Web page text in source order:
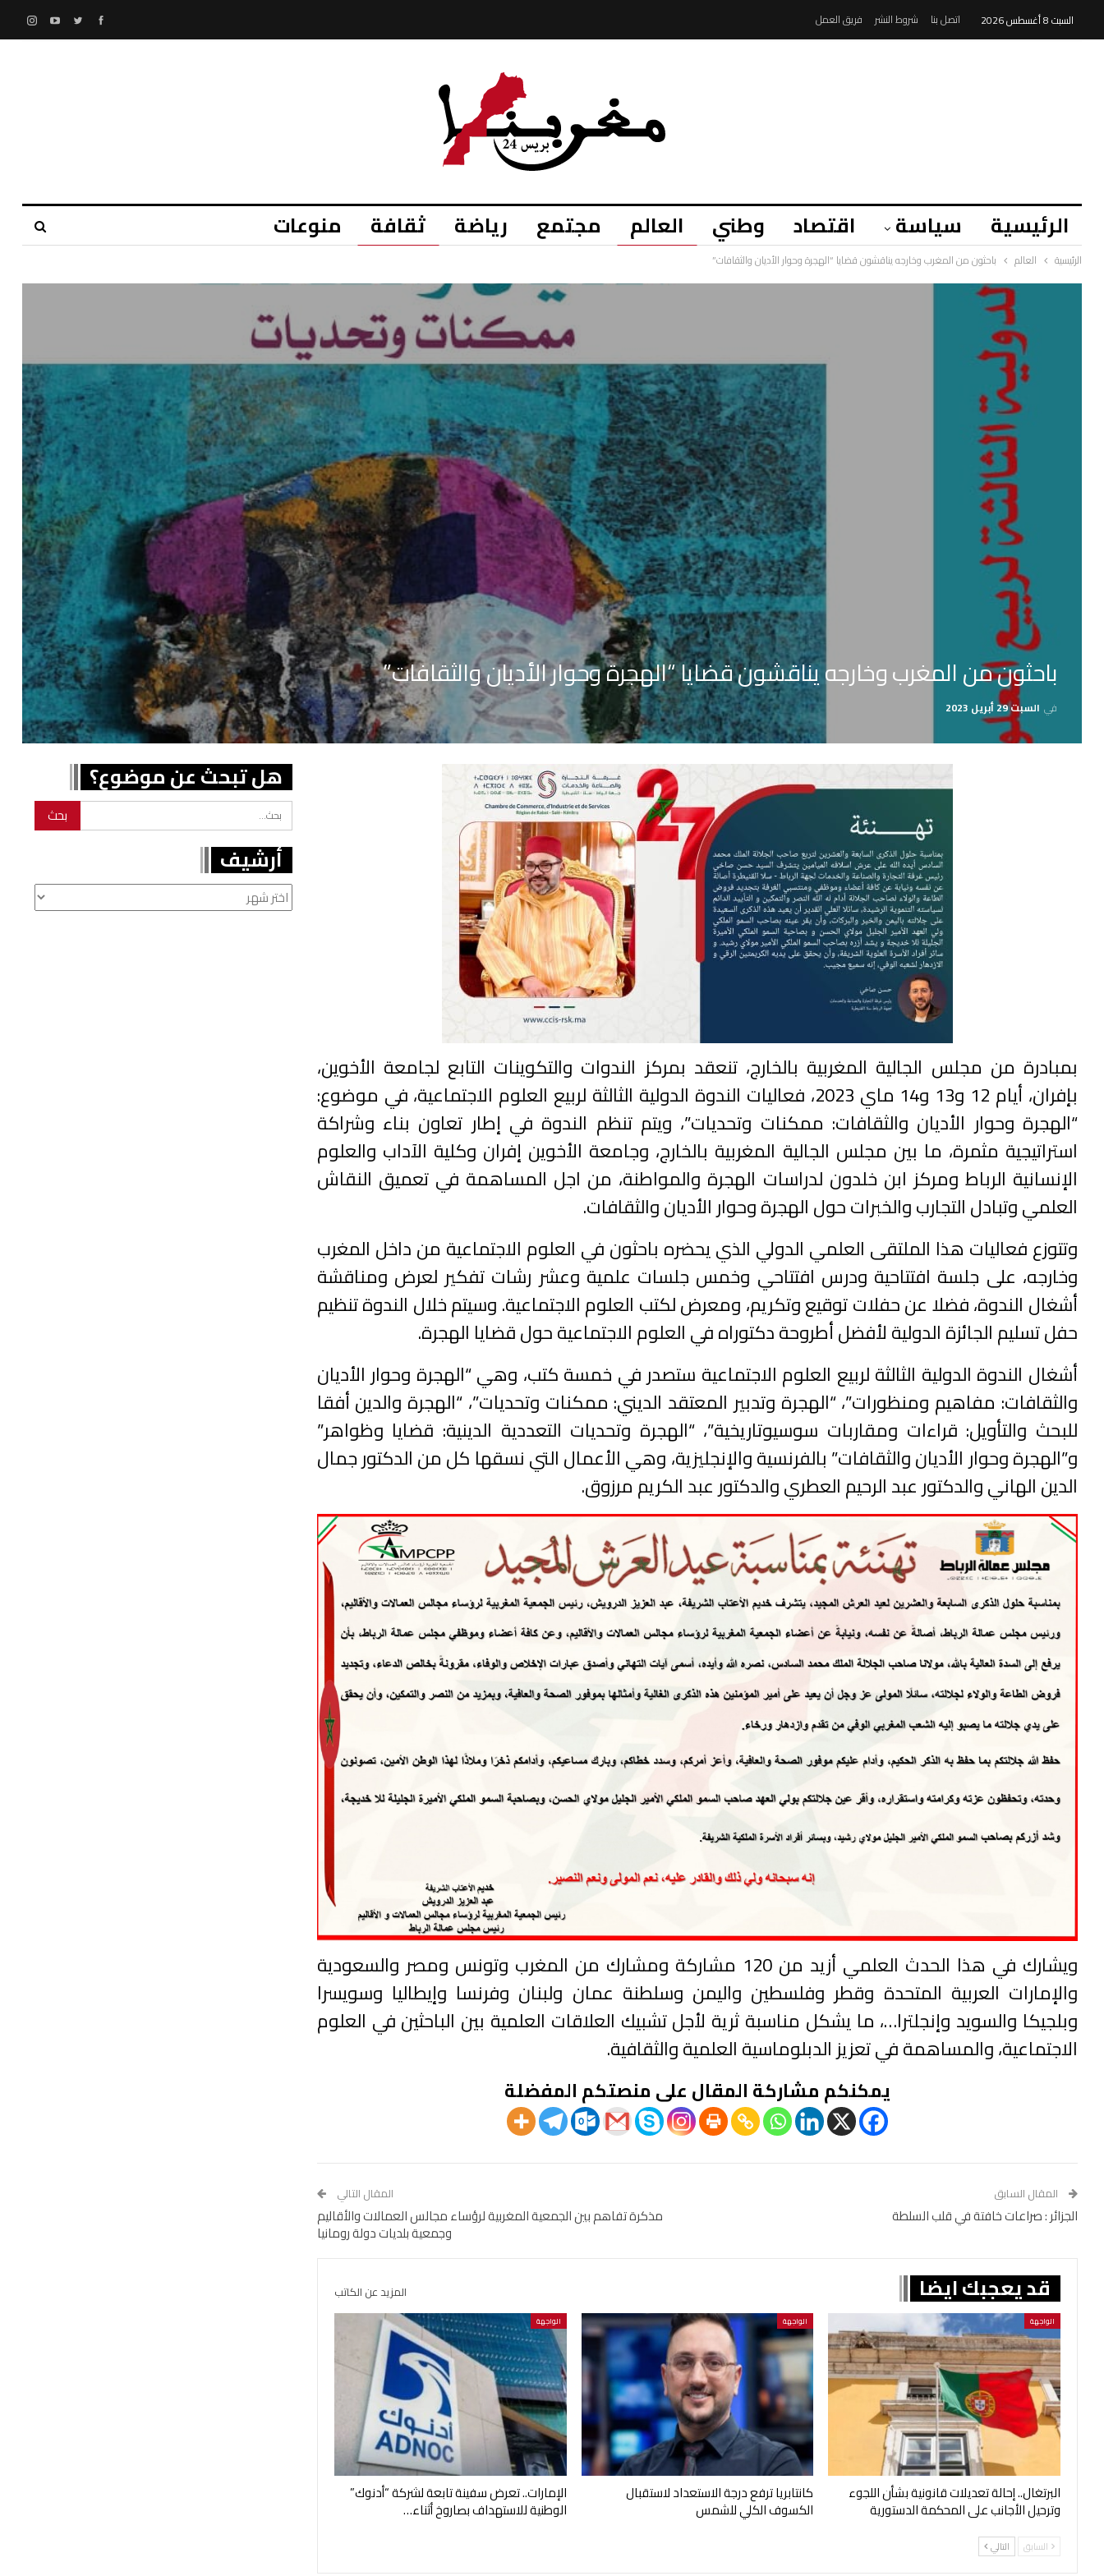
السبت 8 أغسطس 2026 اتصل بنا شروط النشر فريق العمل
الرئيسية سياسة اقتصاد وطني العالم مجتمع رياضة ثقافة منوعات
الرئيسية العالم باحثون من المغرب وخارجه يناقشون قضايا “الهجرة وحوار الأديان والثقافات”
باحثون من المغرب وخارجه يناقشون قضايا “الهجرة وحوار الأديان والثقافات”
في السبت 29 أبريل 2023
بمبادرة من مجلس الجالية المغربية بالخارج، تنعقد بمركز الندوات والتكوينات التابع لجامعة الأخوين،
بإفران، أيام 12 و13 و14 ماي 2023، فعاليات الندوة الدولية الثالثة لربيع العلوم الاجتماعية، في موضوع:
“الهجرة وحوار الأديان والثقافات: ممكنات وتحديات”، ويتم تنظم الندوة في إطار تعاون بناء وشراكة
استراتيجية مثمرة، ما بين مجلس الجالية المغربية بالخارج، وجامعة الأخوين إفران وكلية الآداب والعلوم
الإنسانية الرباط ومركز ابن خلدون لدراسات الهجرة والمواطنة، من اجل المساهمة في تعميق النقاش
العلمي وتبادل التجارب والخبرات حول الهجرة وحوار الأديان والثقافات.
وتتوزع فعاليات هذا الملتقى العلمي الدولي الذي يحضره باحثون في العلوم الاجتماعية من داخل المغرب
وخارجه، على جلسة افتتاحية ودرس افتتاحي وخمس جلسات علمية وعشر رشات تفكير لعرض ومناقشة
أشغال الندوة، فضلا عن حفلات توقيع وتكريم، ومعرض لكتب العلوم الاجتماعية. وسيتم خلال الندوة تنظيم
حفل تسليم الجائزة الدولية لأفضل أطروحة دكتوراه في العلوم الاجتماعية حول قضايا الهجرة.
أشغال الندوة الدولية الثالثة لربيع العلوم الاجتماعية ستصدر في خمسة كتب، وهي “الهجرة وحوار الأديان
والثقافات: مفاهيم ومنظورات”، “الهجرة وتدبير المعتقد الديني: ممكنات وتحديات”، “الهجرة والدين أفقا
للبحث والتأويل: قراءات ومقاربات سوسيوتاريخية”، “الهجرة وتحديات التعددية الدينية: قضايا وظواهر”
و”الهجرة وحوار الأديان والثقافات” بالفرنسية والإنجليزية، وهي الأعمال التي نسقها كل من الدكتور جمال
الدين الهاني والدكتور عبد الرحيم العطري والدكتور عبد الكريم مرزوق.
ويشارك في هذا الحدث العلمي أزيد من 120 مشاركة ومشارك من المغرب وتونس ومصر والسعودية
والإمارات العربية المتحدة وقطر وفلسطين واليمن وسلطنة عمان ولبنان وفرنسا وإيطاليا وسويسرا
وبلجيكا والسويد وإنجلترا…، ما يشكل مناسبة ثرية لأجل تشبيك العلاقات العلمية بين الباحثين في العلوم
الاجتماعية، والمساهمة في تعزيز الدبلوماسية العلمية والثقافية.
يمكنكم مشاركة المقال على منصتكم المفضلة
المقال السابق
الجزائر : صراعات خافتة في قلب السلطة
المقال التالي
مذكرة تفاهم بين الجمعية المغربية لرؤساء مجالس العمالات والأقاليم
وجمعية بلديات دولة رومانيا
قد يعجبك ايضا المزيد عن الكاتب
الواجهة
البرتغال.. إحالة تعديلات قانونية بشأن اللجوء
وترحيل الأجانب على المحكمة الدستورية
الواجهة
كانتابريا ترفع درجة الاستعداد لاستقبال
الكسوف الكلي للشمس
الواجهة
الإمارات.. تعرض سفينة تابعة لشركة “أدنوك”
الوطنية للاستهداف بصاروخ أثناء…
السابق التالي
هل تبحث عن موضوع؟
أرشيف
أرشيف